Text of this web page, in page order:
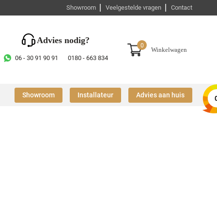
Showroom Veelgestelde vragen Contact
Advies nodig?
06 - 30 91 90 91 0180 - 663 834
0
Winkelwagen
Showroom Installateur Advies aan huis